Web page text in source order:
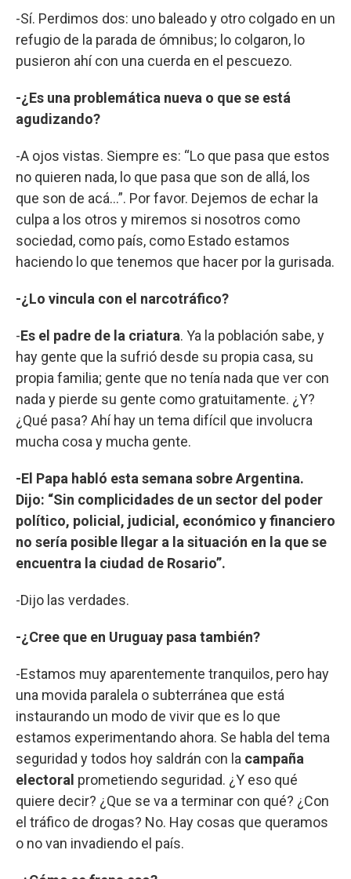
-Sí. Perdimos dos: uno baleado y otro colgado en un
refugio de la parada de ómnibus; lo colgaron, lo
pusieron ahí con una cuerda en el pescuezo.
-¿Es una problemática nueva o que se está
agudizando?
-A ojos vistas. Siempre es: “Lo que pasa que estos
no quieren nada, lo que pasa que son de allá, los
que son de acá…”. Por favor. Dejemos de echar la
culpa a los otros y miremos si nosotros como
sociedad, como país, como Estado estamos
haciendo lo que tenemos que hacer por la gurisada.
-¿Lo vincula con el narcotráfico?
-Es el padre de la criatura. Ya la población sabe, y
hay gente que la sufrió desde su propia casa, su
propia familia; gente que no tenía nada que ver con
nada y pierde su gente como gratuitamente. ¿Y?
¿Qué pasa? Ahí hay un tema difícil que involucra
mucha cosa y mucha gente.
-El Papa habló esta semana sobre Argentina.
Dijo: “Sin complicidades de un sector del poder
político, policial, judicial, económico y financiero
no sería posible llegar a la situación en la que se
encuentra la ciudad de Rosario”.
-Dijo las verdades.
-¿Cree que en Uruguay pasa también?
-Estamos muy aparentemente tranquilos, pero hay
una movida paralela o subterránea que está
instaurando un modo de vivir que es lo que
estamos experimentando ahora. Se habla del tema
seguridad y todos hoy saldrán con la campaña
electoral prometiendo seguridad. ¿Y eso qué
quiere decir? ¿Que se va a terminar con qué? ¿Con
el tráfico de drogas? No. Hay cosas que queramos
o no van invadiendo el país.